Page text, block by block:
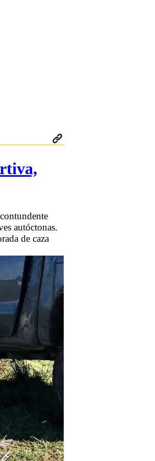
autóctonas.
de caza